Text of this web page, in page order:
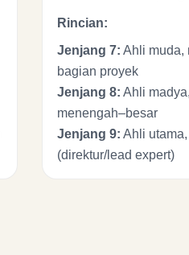
Rincian:
Jenjang 7: Ahli muda,
bagian proyek
Jenjang 8: Ahli
menengah–besar
Jenjang 9: Ahli
(direktur/lead expert)